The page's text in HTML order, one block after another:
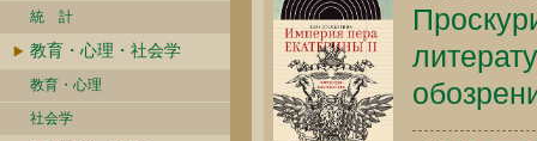
統 計
教育・心理・社会学
教育・心理
社会学